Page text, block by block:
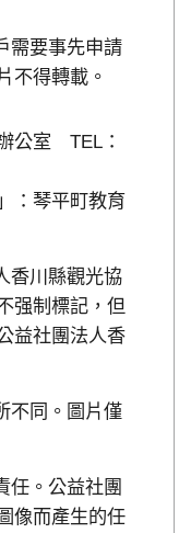
需要事先申請
不得轉載。
公室 TEL：
：琴平町教育
香川縣觀光協
强制標記，但
益社團法人香
不同。圖片僅
任。公益社團
像而產生的任